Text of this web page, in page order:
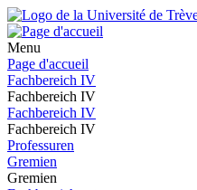
Menu
Page d'accueil
Fachbereich IV
Fachbereich IV
Fachbereich IV
Fachbereich IV
Professuren
Gremien
Gremien